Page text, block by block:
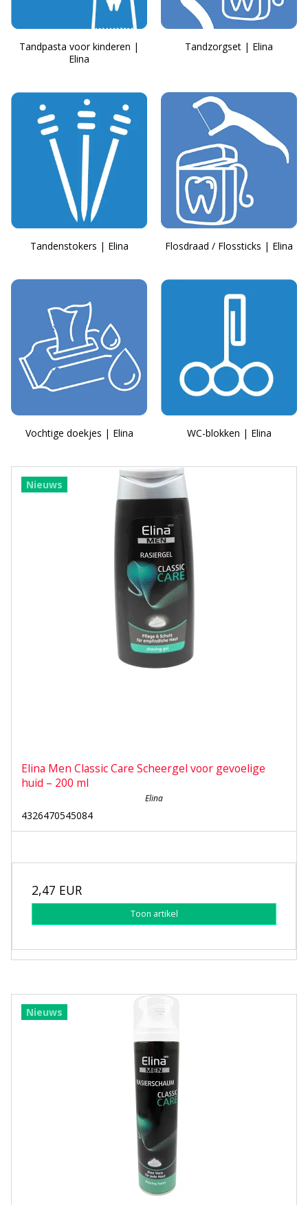
Tandpasta voor kinderen |
Elina
Tandzorgset | Elina
Tandenstokers | Elina Flosdraad / Flossticks | Elina
Vochtige doekjes | Elina WC-blokken | Elina
Nieuws
Elina Men Classic Care Scheergel voor gevoelige
huid – 200 ml
Elina
4326470545084
2,47 EUR
Toon artikel
Nieuws